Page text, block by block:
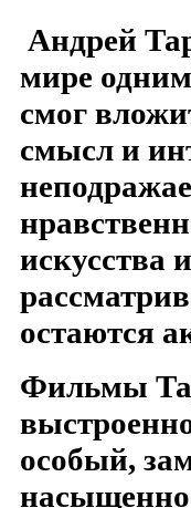
Андрей
мире
смог
смысл и
искусства
остаются
Фильмы
особый,